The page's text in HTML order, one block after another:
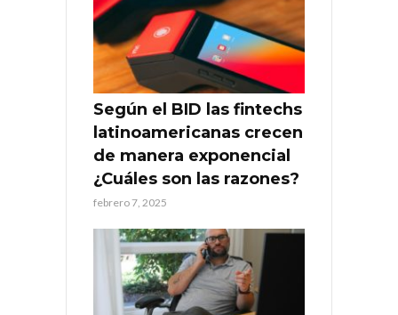
Según el BID las fintechs
latinoamericanas crecen
de manera exponencial
¿Cuáles son las razones?
febrero 7, 2025